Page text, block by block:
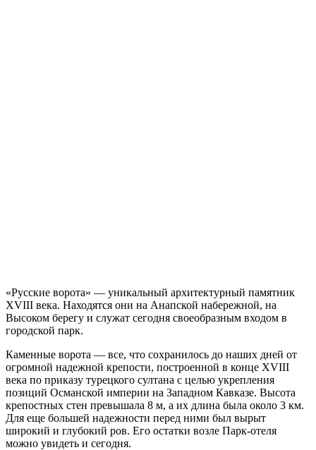
«Русские ворота» ― уникальный архитектурный памятник
XVIII века. Находятся они на Анапской набережной, на
Высоком берегу и служат сегодня своеобразным входом в
городской парк.
Каменные ворота ― все, что сохранилось до наших дней от
огромной надежной крепости, построенной в конце XVIII
века по приказу турецкого султана с целью укрепления
позиций Османской империи на Западном Кавказе. Высота
крепостных стен превышала 8 м, а их длина была около 3 км.
Для еще большей надежности перед ними был вырыт
широкий и глубокий ров. Его остатки возле Парк-отеля
можно увидеть и сегодня.